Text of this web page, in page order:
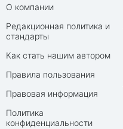
О компании
Редакционная политика и
стандарты
Как стать нашим автором
Правила пользования
Правовая информация
Политика
конфиденциальности